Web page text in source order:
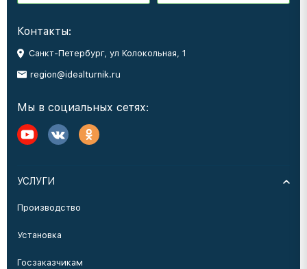
Контакты:
Санкт-Петербург, ул Колокольная, 1
region@idealturnik.ru
Мы в социальных сетях:
УСЛУГИ
Производство
Установка
Госзаказчикам